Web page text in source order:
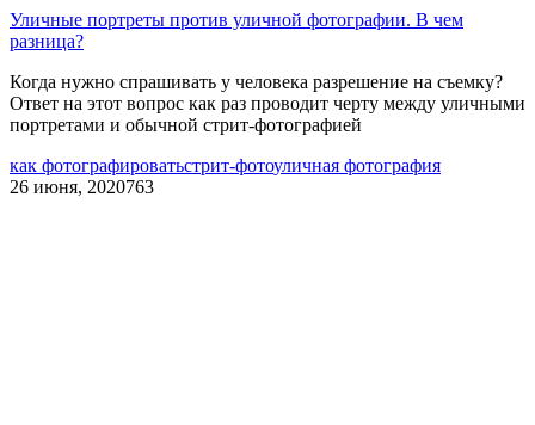
Уличные портреты против уличной фотографии. В чем
разница?
Когда нужно спрашивать у человека разрешение на съемку?
Ответ на этот вопрос как раз проводит черту между уличными
портретами и обычной стрит-фотографией
как фотографироватьстрит-фотоуличная фотография
26 июня, 2020763